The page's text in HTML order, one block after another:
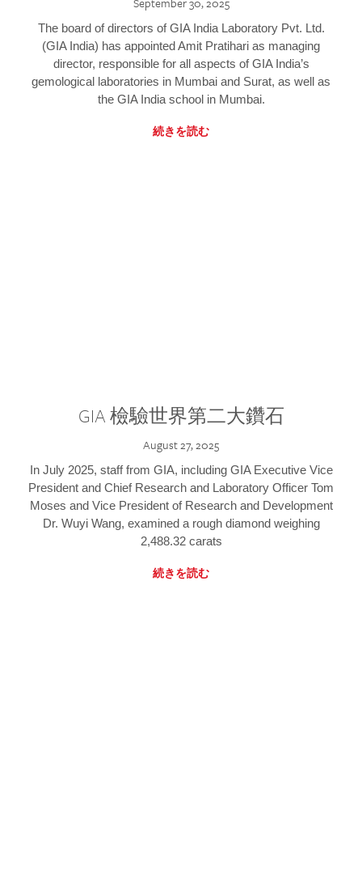
The board of directors of GIA India Laboratory Pvt. Ltd.
(GIA India) has appointed Amit Pratihari as managing
director, responsible for all aspects of GIA India’s
gemological laboratories in Mumbai and Surat, as well as
the GIA India school in Mumbai.
続きを読む
GIA 檢驗世界第二大鑽石
August 27, 2025
In July 2025, staff from GIA, including GIA Executive Vice
President and Chief Research and Laboratory Officer Tom
Moses and Vice President of Research and Development
Dr. Wuyi Wang, examined a rough diamond weighing
2,488.32 carats
続きを読む